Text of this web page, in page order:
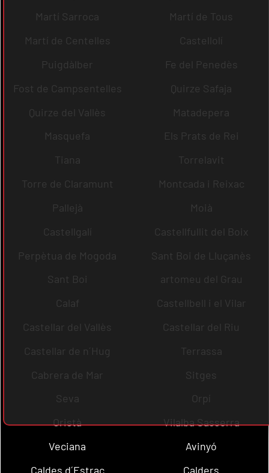
Martí Sarroca
Martí de Tous
Martí de Centelles
Castellolí
Puigdàlber
Fe del Penedès
Fost de Campsentelles
Quirze Safaja
Quirze del Vallès
Matadepera
Masquefa
Els Prats de Rei
Tiana
Torrelavit
Torre de Claramunt
Montcada i Reixac
Pallejà
Moià
Castellgalí
Castellfullit del Boix
Perpètua de Mogoda
Sant Boi de Lluçanès
Sant Boi
artomeu del Grau
Calaf
Castellbell i el Vilar
Castellar del Vallès
Castellar del Riu
Castellar de n´Hug
Terrassa
Cabrera de Mar
Sitges
Seva
Orpí
Oristà
Vilalba Sasserra
Veciana
Avinyó
Caldes d´Estrac
Calders